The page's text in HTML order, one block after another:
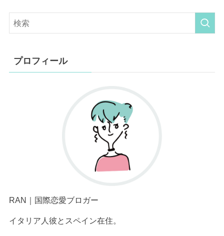
プロフィール
RAN｜国際恋愛ブロガー
イタリア人彼とスペイン在住。